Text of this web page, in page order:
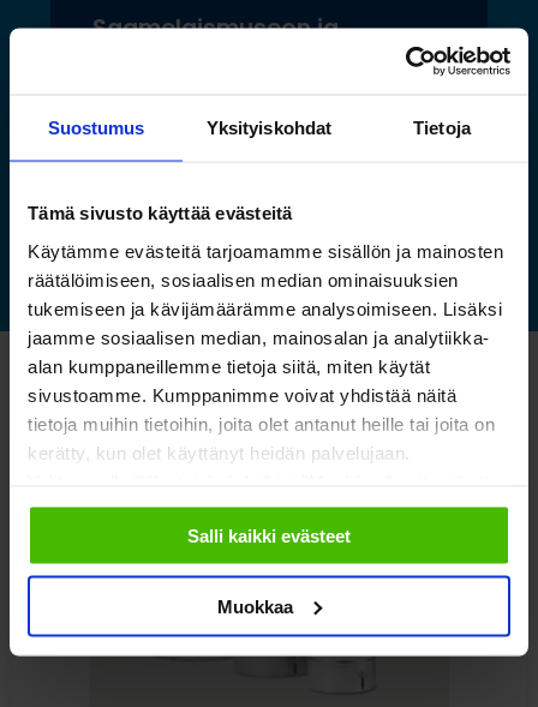
Suostumus Yksityiskohdat Tietoja
Tämä sivusto käyttää evästeitä
Käytämme evästeitä tarjoamamme sisällön ja mainosten
räätälöimiseen, sosiaalisen median ominaisuuksien
tukemiseen ja kävijämäärämme analysoimiseen. Lisäksi
jaamme sosiaalisen median, mainosalan ja analytiikka-
alan kumppaneillemme tietoja siitä, miten käytät
sivustoamme. Kumppanimme voivat yhdistää näitä
tietoja muihin tietoihin, joita olet antanut heille tai joita on
kerätty, kun olet käyttänyt heidän palvelujaan.
sallimiisi evästeisiin.
Salli kaikki evästeet
Muokkaa
Saamelaismuseon ja
luontokeskuksen esineistölle
kestävät säilytysratkaisut
Lue lisää »
Katso myös nämä